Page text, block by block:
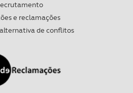
e reclamações
de conflitos